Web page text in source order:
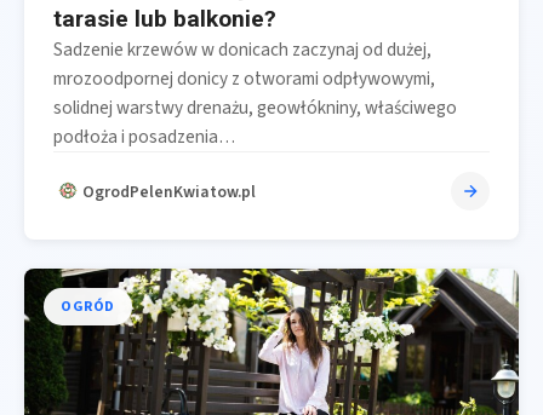
tarasie lub balkonie?
Sadzenie krzewów w donicach zaczynaj od dużej,
mrozoodpornej donicy z otworami odpływowymi,
solidnej warstwy drenażu, geowłókniny, właściwego
podłoża i posadzenia…
OgrodPelenKwiatow.pl
OGRÓD